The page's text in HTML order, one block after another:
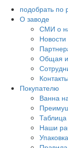
подобрать по
О заводе
СМИ о
Новости
Общая
Контакты
Покупателю
Ванна
Таблица
Наши